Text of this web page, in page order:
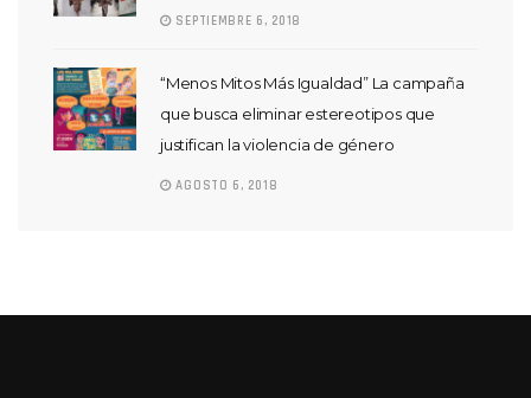
SEPTIEMBRE 6, 2018
“Menos Mitos Más Igualdad” La campaña
que busca eliminar estereotipos que
justifican la violencia de género
AGOSTO 6, 2018